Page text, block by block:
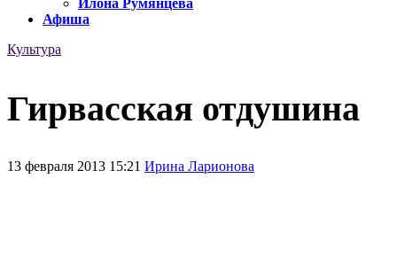
Илона Румянцева
Афиша
Культура
Гирвасская отдушина
13 февраля 2013 15:21 Ирина Ларионова